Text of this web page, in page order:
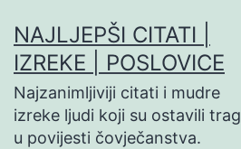
na
sadržaj
NAJLJEPŠI CITATI |
IZREKE | POSLOVICE
Najzanimljiviji citati i mudre
izreke ljudi koji su ostavili trag
u povijesti čovječanstva.